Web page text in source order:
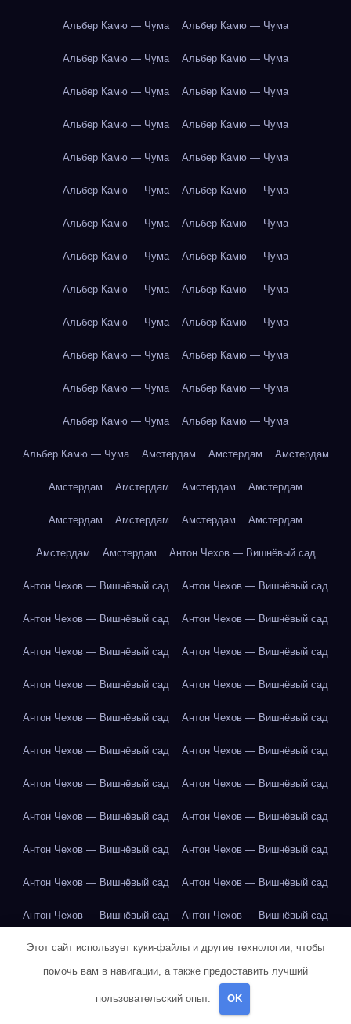
Альбер Камю — Чума Альбер Камю — Чума
Альбер Камю — Чума Альбер Камю — Чума
Альбер Камю — Чума Альбер Камю — Чума
Альбер Камю — Чума Альбер Камю — Чума
Альбер Камю — Чума Альбер Камю — Чума
Альбер Камю — Чума Альбер Камю — Чума
Альбер Камю — Чума Альбер Камю — Чума
Альбер Камю — Чума Альбер Камю — Чума
Альбер Камю — Чума Альбер Камю — Чума
Альбер Камю — Чума Альбер Камю — Чума
Альбер Камю — Чума Альбер Камю — Чума
Альбер Камю — Чума Альбер Камю — Чума
Альбер Камю — Чума Альбер Камю — Чума
Альбер Камю — Чума Амстердам Амстердам Амстердам
Амстердам Амстердам Амстердам Амстердам
Амстердам Амстердам Амстердам Амстердам
Амстердам Амстердам Антон Чехов — Вишнёвый сад
Антон Чехов — Вишнёвый сад Антон Чехов — Вишнёвый сад
Антон Чехов — Вишнёвый сад Антон Чехов — Вишнёвый сад
Антон Чехов — Вишнёвый сад Антон Чехов — Вишнёвый сад
Антон Чехов — Вишнёвый сад Антон Чехов — Вишнёвый сад
Антон Чехов — Вишнёвый сад Антон Чехов — Вишнёвый сад
Антон Чехов — Вишнёвый сад Антон Чехов — Вишнёвый сад
Антон Чехов — Вишнёвый сад Антон Чехов — Вишнёвый сад
Антон Чехов — Вишнёвый сад Антон Чехов — Вишнёвый сад
Антон Чехов — Вишнёвый сад Антон Чехов — Вишнёвый сад
Антон Чехов — Вишнёвый сад Антон Чехов — Вишнёвый сад
Антон Чехов — Вишнёвый сад Антон Чехов — Вишнёвый сад
Антон Чехов — Вишнёвый сад Апельсин Апельсин
Апельсин
Апельсин
Этот сайт использует куки-файлы и другие технологии, чтобы
помочь вам в навигации, а также предоставить лучший
пользовательский опыт. OK